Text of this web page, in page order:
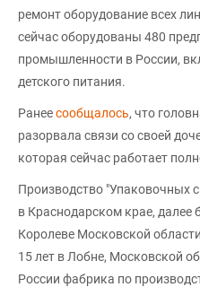
ремонт оборудование всех
сейчас оборудованы 480
промышленности в России,
детского питания.
Ранеесообщалось, что
разорвала связи со своей
которая сейчас работает
Производство "Упаковочных
в Краснодарском крае,
Королеве Московской
15 лет в Лобне, Московской
России фабрика по